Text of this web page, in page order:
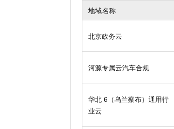
地域名称
北京政务云
河源专属云汽车合规
华北 6（乌兰察布）通用行
业云